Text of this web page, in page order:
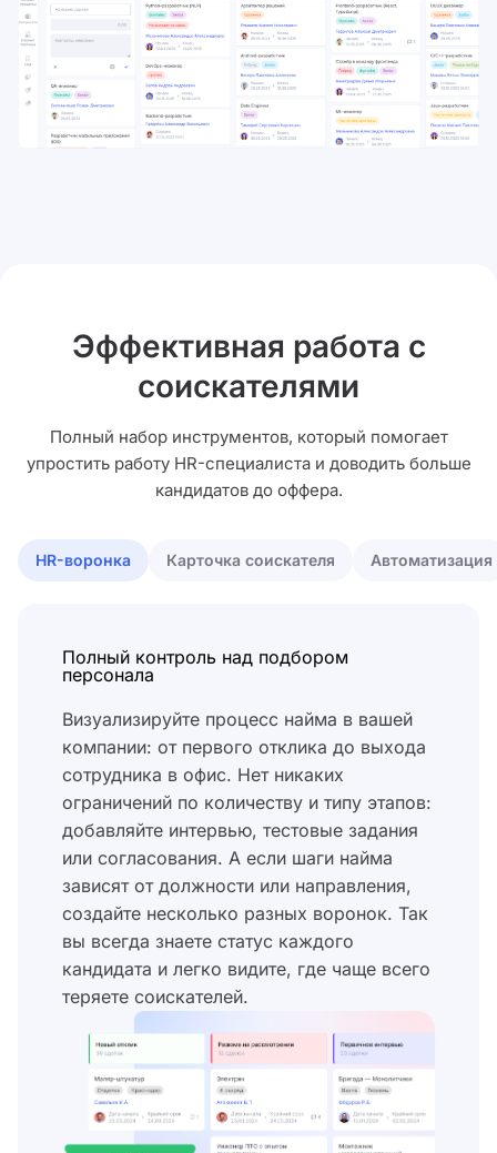
Эффективная работа с
соискателями
Полный набор инструментов, который помогает
упростить работу HR-специалиста и доводить больше
кандидатов до оффера.
HR-воронка Карточка соискателя Автоматизация
Полный контроль над подбором
персонала
Визуализируйте процесс найма в вашей
компании: от первого отклика до выхода
сотрудника в офис. Нет никаких
ограничений по количеству и типу этапов:
добавляйте интервью, тестовые задания
или согласования. А если шаги найма
зависят от должности или направления,
создайте несколько разных воронок. Так
вы всегда знаете статус каждого
кандидата и легко видите, где чаще всего
теряете соискателей.